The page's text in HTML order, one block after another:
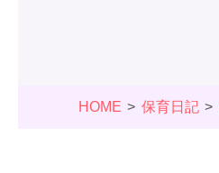
HOME 保育日記